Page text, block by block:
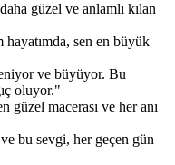
güzel ve anlamlı kılan
sen en büyük
ve büyüyor. Bu
oluyor."
güzel macerası ve her anı
bu sevgi, her geçen gün